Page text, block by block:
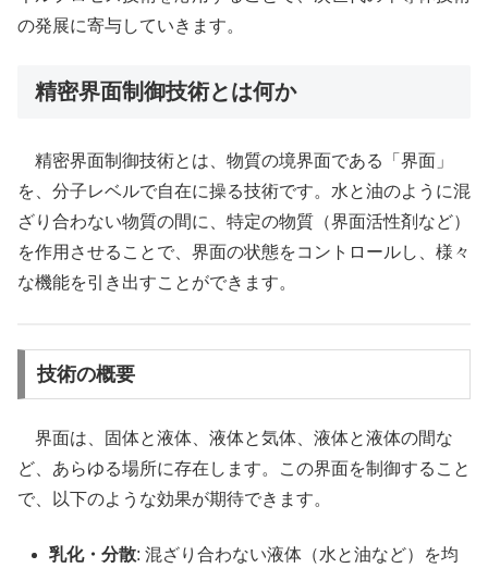
の発展に寄与していきます。
精密界面制御技術とは何か
精密界面制御技術とは、物質の境界面である「界面」
を、分子レベルで自在に操る技術です。水と油のように混
ざり合わない物質の間に、特定の物質（界面活性剤など）
を作用させることで、界面の状態をコントロールし、様々
な機能を引き出すことができます。
技術の概要
界面は、固体と液体、液体と気体、液体と液体の間な
ど、あらゆる場所に存在します。この界面を制御すること
で、以下のような効果が期待できます。
乳化・分散: 混ざり合わない液体（水と油など）を均